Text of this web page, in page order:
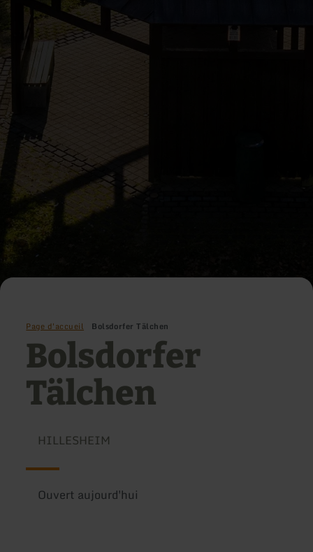
Page d'accueil Bolsdorfer Tälchen
Bolsdorfer
Tälchen
HILLESHEIM
Ouvert aujourd'hui